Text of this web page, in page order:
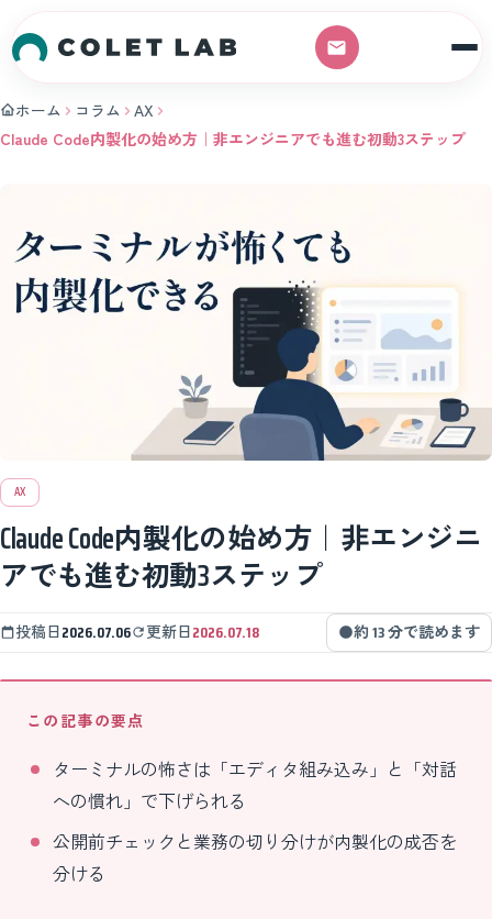
ホーム コラム
AX
Claude Code内製化の始め方｜非エンジニアでも進む初動3ステップ
AX
Claude Code内製化の始め方｜非エンジニ
アでも進む初動3ステップ
投稿日2026.07.06 更新日2026.07.18 約 13 分で読めます
この記事の要点
ターミナルの怖さは「エディタ組み込み」と「対話
への慣れ」で下げられる
公開前チェックと業務の切り分けが内製化の成否を
分ける